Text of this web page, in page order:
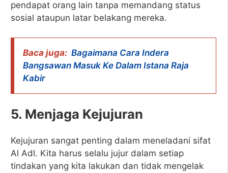
pendapat orang lain tanpa memandang status
sosial ataupun latar belakang mereka.
Baca juga: Bagaimana Cara Indera
Bangsawan Masuk Ke Dalam Istana Raja
Kabir
5. Menjaga Kejujuran
Kejujuran sangat penting dalam meneladani sifat
Al Adl. Kita harus selalu jujur dalam setiap
tindakan yang kita lakukan dan tidak mengelak